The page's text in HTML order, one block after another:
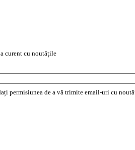
curent cu noutățile
permisiunea de a vă trimite email-uri cu